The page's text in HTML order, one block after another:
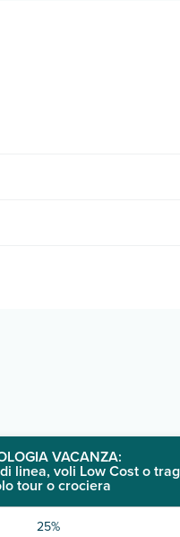
VACANZA:
linea, voli Low Cost o
tour o crociera
25%